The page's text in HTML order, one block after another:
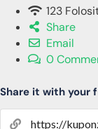
123
Share
Email
0
Share it with your